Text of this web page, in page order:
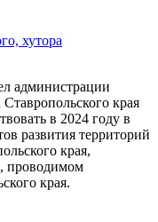
хутора
администрации
края
в 2024 году в
развития территорий
края,
проводимом
края.